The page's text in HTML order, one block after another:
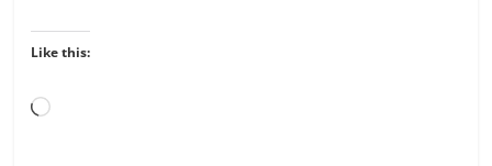
Like this:
Loading…